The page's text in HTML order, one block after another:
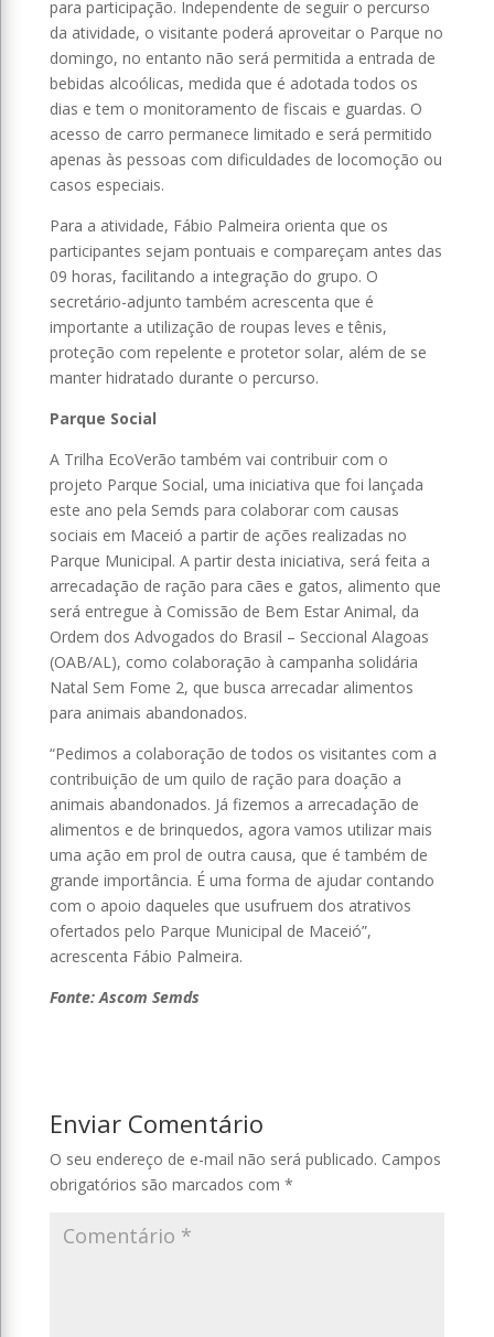
para participação. Independente de seguir o percurso
da atividade, o visitante poderá aproveitar o Parque no
domingo, no entanto não será permitida a entrada de
bebidas alcoólicas, medida que é adotada todos os
dias e tem o monitoramento de fiscais e guardas. O
acesso de carro permanece limitado e será permitido
apenas às pessoas com dificuldades de locomoção ou
casos especiais.
Para a atividade, Fábio Palmeira orienta que os
participantes sejam pontuais e compareçam antes das
09 horas, facilitando a integração do grupo. O
secretário-adjunto também acrescenta que é
importante a utilização de roupas leves e tênis,
proteção com repelente e protetor solar, além de se
manter hidratado durante o percurso.
Parque Social
A Trilha EcoVerão também vai contribuir com o
projeto Parque Social, uma iniciativa que foi lançada
este ano pela Semds para colaborar com causas
sociais em Maceió a partir de ações realizadas no
Parque Municipal. A partir desta iniciativa, será feita a
arrecadação de ração para cães e gatos, alimento que
será entregue à Comissão de Bem Estar Animal, da
Ordem dos Advogados do Brasil – Seccional Alagoas
(OAB/AL), como colaboração à campanha solidária
Natal Sem Fome 2, que busca arrecadar alimentos
para animais abandonados.
“Pedimos a colaboração de todos os visitantes com a
contribuição de um quilo de ração para doação a
animais abandonados. Já fizemos a arrecadação de
alimentos e de brinquedos, agora vamos utilizar mais
uma ação em prol de outra causa, que é também de
grande importância. É uma forma de ajudar contando
com o apoio daqueles que usufruem dos atrativos
ofertados pelo Parque Municipal de Maceió”,
acrescenta Fábio Palmeira.
Fonte: Ascom Semds
Enviar Comentário
O seu endereço de e-mail não será publicado. Campos
obrigatórios são marcados com *